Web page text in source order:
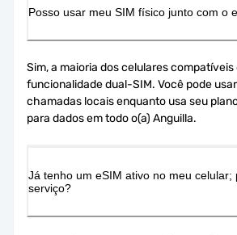
Posso usar meu SIM físico junto com o
Sim, a maioria dos celulares
funcionalidade dual-SIM. Você pode
chamadas locais enquanto usa seu
para dados em todo o(a) Anguilla.
Já tenho um eSIM ativo no meu celular;
serviço?